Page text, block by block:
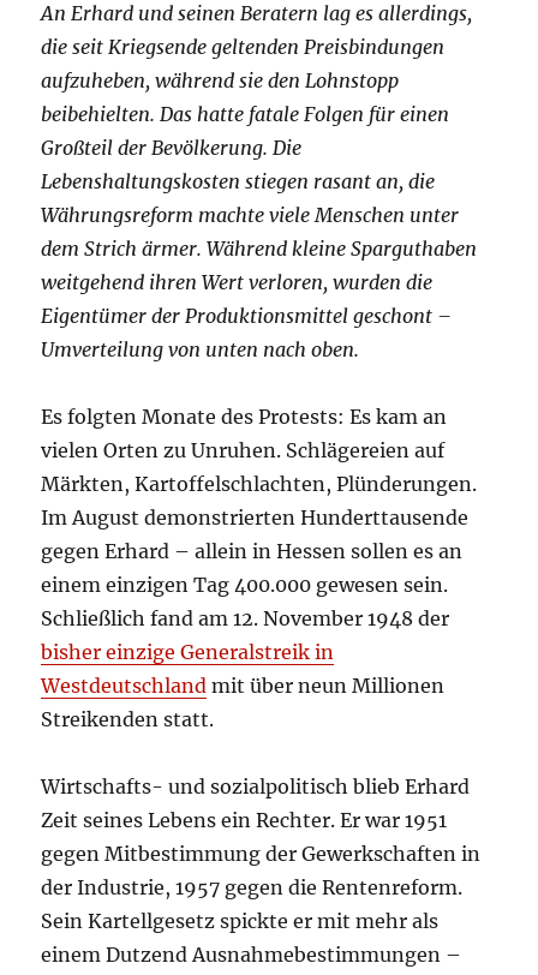
An Erhard und seinen Beratern lag es allerdings,
die seit Kriegsende geltenden Preisbindungen
aufzuheben, während sie den Lohnstopp
beibehielten. Das hatte fatale Folgen für einen
Großteil der Bevölkerung. Die
Lebenshaltungskosten stiegen rasant an, die
Währungsreform machte viele Menschen unter
dem Strich ärmer. Während kleine Sparguthaben
weitgehend ihren Wert verloren, wurden die
Eigentümer der Produktionsmittel geschont –
Umverteilung von unten nach oben.
Es folgten Monate des Protests: Es kam an
vielen Orten zu Unruhen. Schlägereien auf
Märkten, Kartoffelschlachten, Plünderungen.
Im August demonstrierten Hunderttausende
gegen Erhard – allein in Hessen sollen es an
einem einzigen Tag 400.000 gewesen sein.
Schließlich fand am 12. November 1948 der
bisher einzige Generalstreik in
Westdeutschland mit über neun Millionen
Streikenden statt.
Wirtschafts- und sozialpolitisch blieb Erhard
Zeit seines Lebens ein Rechter. Er war 1951
gegen Mitbestimmung der Gewerkschaften in
der Industrie, 1957 gegen die Rentenreform.
Sein Kartellgesetz spickte er mit mehr als
einem Dutzend Ausnahmebestimmungen –